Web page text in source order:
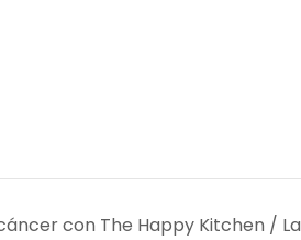
con The Happy Kitchen / La